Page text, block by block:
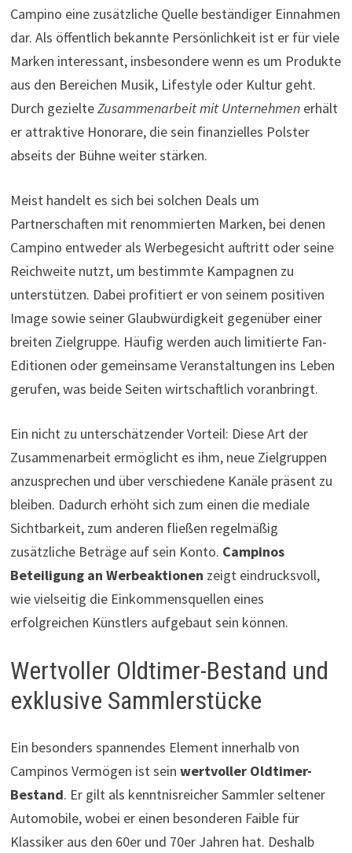
Campino eine zusätzliche Quelle beständiger Einnahmen
dar. Als öffentlich bekannte Persönlichkeit ist er für viele
Marken interessant, insbesondere wenn es um Produkte
aus den Bereichen Musik, Lifestyle oder Kultur geht.
Durch gezielteZusammenarbeit mit Unternehmenerhält
er attraktive Honorare, die sein finanzielles Polster
abseits der Bühne weiter stärken.
Meist handelt es sich bei solchen Deals um
Partnerschaften mit renommierten Marken, bei denen
Campino entweder als Werbegesicht auftritt oder seine
Reichweite nutzt, um bestimmte Kampagnen zu
unterstützen. Dabei profitiert er von seinem positiven
Image sowie seiner Glaubwürdigkeit gegenüber einer
breiten Zielgruppe. Häufig werden auch limitierte Fan-
Editionen oder gemeinsame Veranstaltungen ins Leben
gerufen, was beide Seiten wirtschaftlich voranbringt.
Ein nicht zu unterschätzender Vorteil: Diese Art der
Zusammenarbeit ermöglicht es ihm, neue Zielgruppen
anzusprechen und über verschiedene Kanäle präsent zu
bleiben. Dadurch erhöht sich zum einen die mediale
Sichtbarkeit, zum anderen fließen regelmäßig
zusätzliche Beträge auf sein Konto. Campinos
Beteiligung an Werbeaktionen zeigt eindrucksvoll,
wie vielseitig die Einkommensquellen eines
erfolgreichen Künstlers aufgebaut sein können.
Wertvoller Oldtimer-Bestand und
exklusive Sammlerstücke
Ein besonders spannendes Element innerhalb von
Campinos Vermögen ist sein wertvoller Oldtimer-
Bestand. Er gilt als kenntnisreicher Sammler seltener
Automobile, wobei er einen besonderen Faible für
Klassiker aus den 60er und 70er Jahren hat. Deshalb